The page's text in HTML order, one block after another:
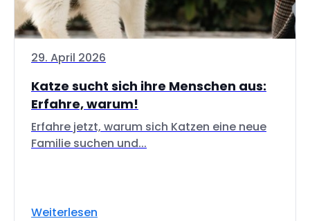
29. April 2026
Katze sucht sich ihre Menschen aus:
Erfahre, warum!
Erfahre jetzt, warum sich Katzen eine neue
Familie suchen und...
Weiterlesen